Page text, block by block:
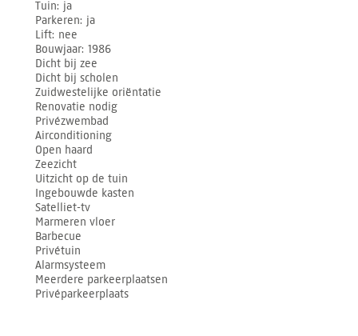
Tuin ja
Parkeren ja
Lift nee
Bouwjaar 1986
Dicht bij zee
Dicht bij scholen
Zuidwestelijke oriëntatie
Renovatie nodig
Privézwembad
Airconditioning
Open haard
Zeezicht
Uitzicht op de tuin
Ingebouwde kasten
Satelliet-tv
Marmeren vloer
Barbecue
Privétuin
Alarmsysteem
Meerdere parkeerplaatsen
Privéparkeerplaats